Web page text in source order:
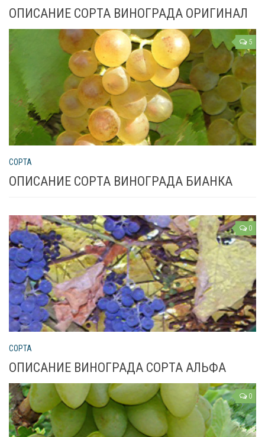
ОПИСАНИЕ СОРТА ВИНОГРАДА ОРИГИНАЛ
5
СОРТА
ОПИСАНИЕ СОРТА ВИНОГРАДА БИАНКА
0
СОРТА
ОПИСАНИЕ ВИНОГРАДА СОРТА АЛЬФА
0